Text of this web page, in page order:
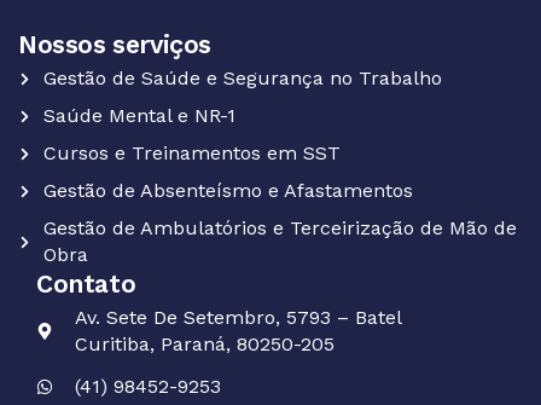
Nossos serviços
Gestão de Saúde e Segurança no Trabalho
Saúde Mental e NR-1
Cursos e Treinamentos em SST
Gestão de Absenteísmo e Afastamentos
Gestão de Ambulatórios e Terceirização de Mão de
Obra
Contato
Av. Sete De Setembro, 5793 – Batel
Curitiba, Paraná, 80250-205
(41) 98452-9253